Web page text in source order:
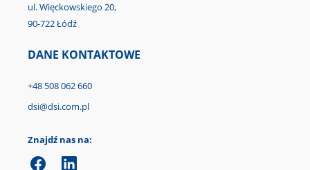
ul. Więckowskiego 20,
90-722 Łódź
DANE KONTAKTOWE
+48 508 062 660
dsi@dsi.com.pl
Znajdź nas na: